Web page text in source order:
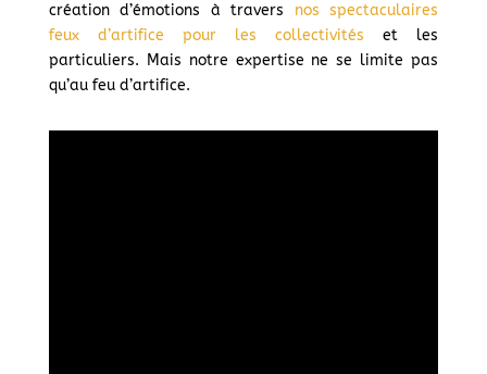
création d’émotions à travers nos spectaculaires
feux d’artifice pour les collectivités et les
particuliers. Mais notre expertise ne se limite pas
qu’au feu d’artifice.